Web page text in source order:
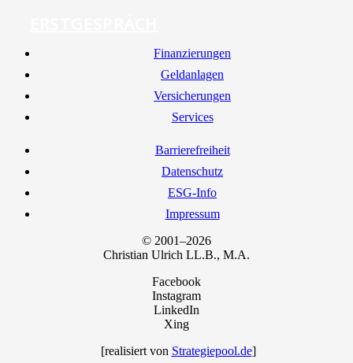
Finan­zie­run­gen
Geld­an­la­gen
Ver­si­che­run­gen
Ser­vices
Bar­rie­re­frei­heit
Daten­schutz
ESG-Info
Impres­sum
© 2001–2026
Chris­ti­an Ulrich LL.B., M.A.
Facebook
Instagram
LinkedIn
Xing
[rea­li­siert von Strategiepool.de]